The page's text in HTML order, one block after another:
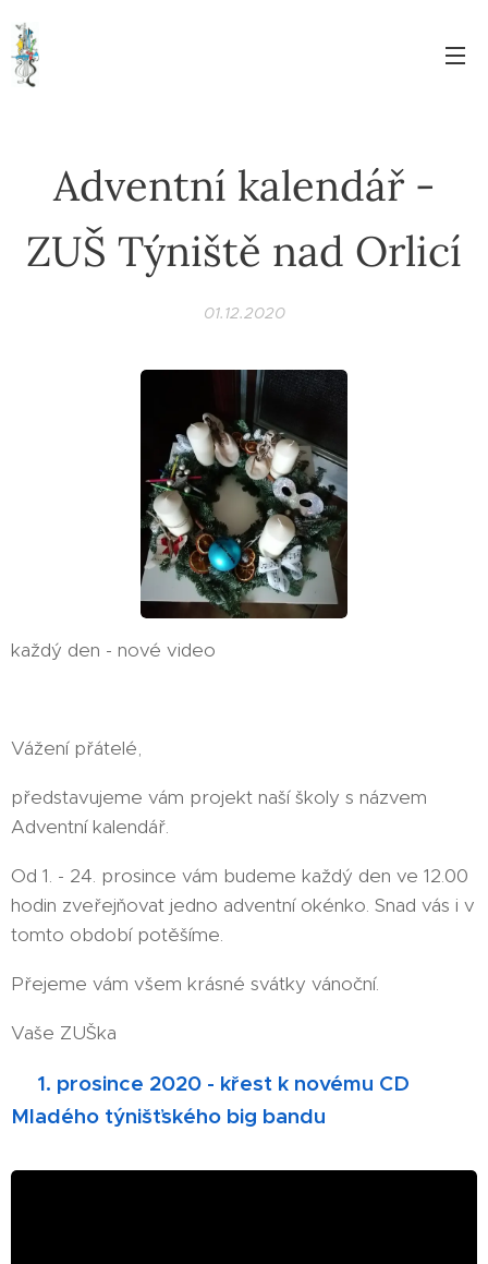
Adventní kalendář -
ZUŠ Týniště nad Orlicí
01.12.2020
každý den - nové video
Vážení přátelé,
představujeme vám projekt naší školy s názvem
Adventní kalendář.
Od 1. - 24. prosince vám budeme každý den ve 12.00
hodin zveřejňovat jedno adventní okénko. Snad vás i v
tomto období potěšíme.
Přejeme vám všem krásné svátky vánoční.
Vaše ZUŠka
1. prosince 2020 - křest k novému CD
Mladého týnišťského big bandu